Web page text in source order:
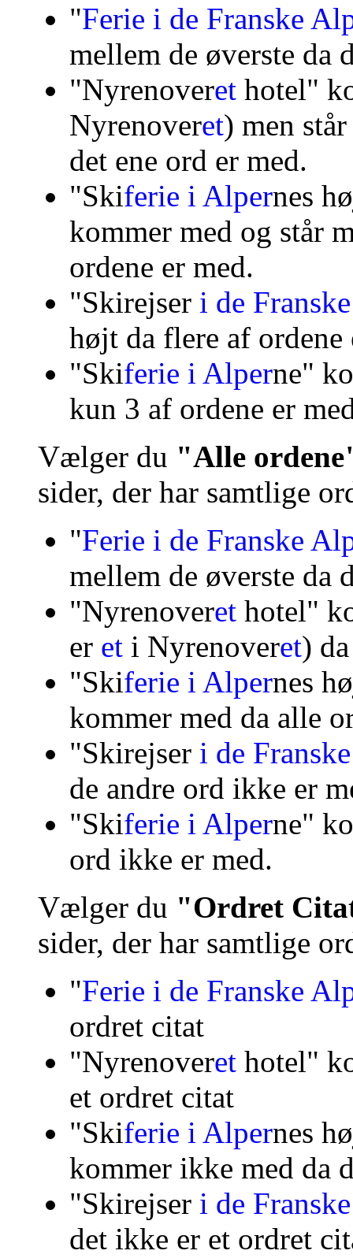
"Ferie i de Franske
mellem de øverste da
"Nyrenoveret hotel"
Nyrenoveret) men
det ene ord er med.
"Skiferie i Alpernes
kommer med og står
ordene er med.
"Skirejser i de
højt da flere af ordene
"Skiferie i Alperne"
kun 3 af ordene er
Vælger du "Alle
sider, der har samtlige
"Ferie i de Franske
mellem de øverste da
"Nyrenoveret hotel"
er et i Nyrenoveret)
"Skiferie i Alpernes
kommer med da alle
"Skirejser i de
de andre ord ikke er
"Skiferie i Alperne"
ord ikke er med.
Vælger du "Ordret
sider, der har samtlige
"Ferie i de Franske
ordret citat
"Nyrenoveret hotel"
et ordret citat
"Skiferie i Alpernes
kommer ikke med da
"Skirejser i de
det ikke er et ordret